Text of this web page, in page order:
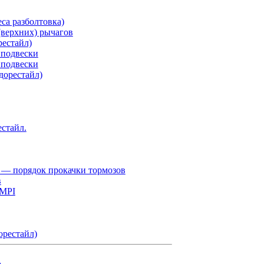
разболтовка)
рычагов
порядок прокачки тормозов